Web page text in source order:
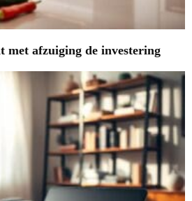
met afzuiging de investering